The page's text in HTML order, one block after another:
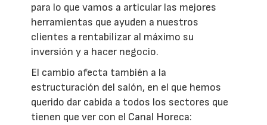
para lo que vamos a articular las mejores
herramientas que ayuden a nuestros
clientes a rentabilizar al máximo su
inversión y a hacer negocio.
El cambio afecta también a la
estructuración del salón, en el que hemos
querido dar cabida a todos los sectores que
tienen que ver con el Canal Horeca: